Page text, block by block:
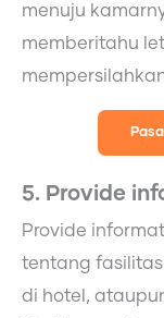
menuju
memberitahu
5. Provide
Provide
tentang
di hotel,